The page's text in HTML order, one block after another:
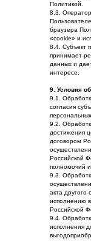
Политикой.
8.3.
браузера
«cookie» и
8.4. Субъект
принимает
данных и
интересе.
9. Условия
9.1.
согласия
9.2.
достижения
договором
Российской
полномочий и
9.3.
акта
исполнению в
Российской
9.4.
исполнения